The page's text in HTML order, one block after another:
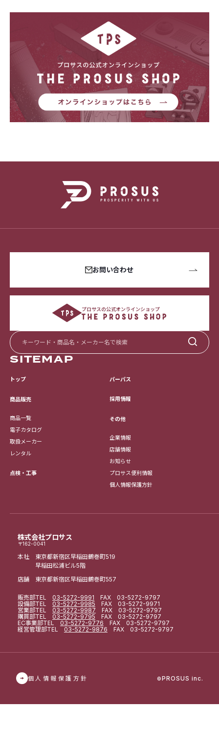
株式会社プロサス
〒162-0041
本社 東京都新宿区早稲田鶴巻町519
早稲田松浦ビル5階
店舗 東京都新宿区早稲田鶴巻町557
販売部TEL 03-5272-9991 FAX 03-5272-9797
設備部TEL 03-5272-9985 FAX 03-5272-9971
営業部TEL 03-5272-9987 FAX 03-5272-9797
購買部TEL 03-5272-9795 FAX 03-5272-9797
EC事業部TEL 03-5272-9776 FAX 03-5272-9797
経営管理部TEL 03-5272-9876 FAX 03-5272-9797
お問い合わせ
プロサスの公式オンラインショップ
SITEMAP
トップ
商品販売
商品一覧
電子カタログ
取扱メーカー
レンタル
点検・工事
パーパス
採用情報
その他
企業情報
店舗情報
お知らせ
プロサス便利情報
個人情報保護方針
個人情報保護方針 ©PROSUS inc.